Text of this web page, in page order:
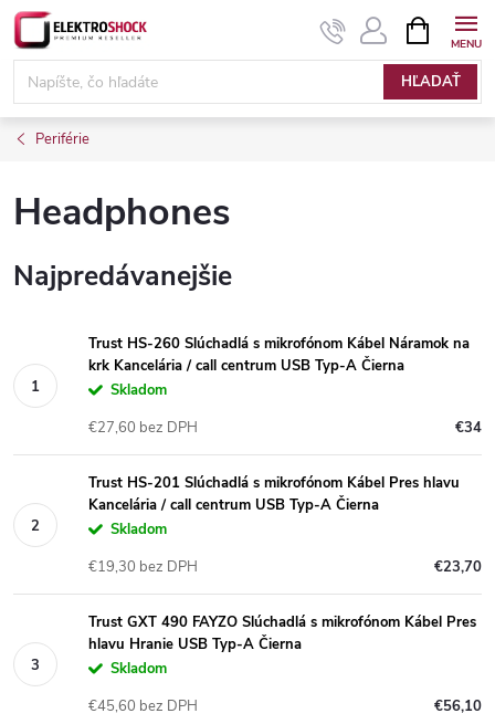
Prejsť
na
obsah
HĽADAŤ
KOŠÍK
Periférie
Headphones
Najpredávanejšie
Trust HS-260 Slúchadlá s mikrofónom Kábel Náramok na
krk Kancelária / call centrum USB Typ-A Čierna
Skladom
€34
€27,60 bez DPH
Trust HS-201 Slúchadlá s mikrofónom Kábel Pres hlavu
Kancelária / call centrum USB Typ-A Čierna
Skladom
€23,70
€19,30 bez DPH
Trust GXT 490 FAYZO Slúchadlá s mikrofónom Kábel Pres
hlavu Hranie USB Typ-A Čierna
Skladom
€56,10
€45,60 bez DPH